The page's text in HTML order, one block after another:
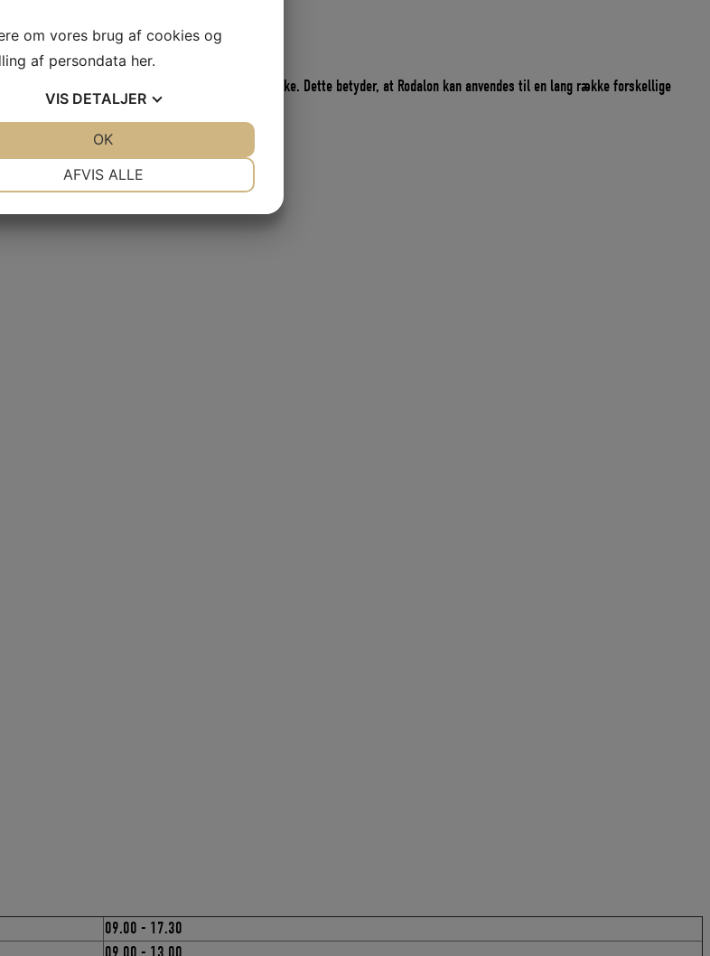
skimmelsvamp og dårlig lugt. Rodalon bleger ikke. Dette betyder, at Rodalon kan anvendes til en lang række forskellige
09.00 - 17.30
om vores brug af cookies og
af persondata her.
VIS DETALJER
AFVIS ALLE
OK